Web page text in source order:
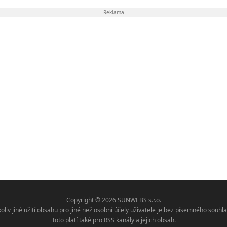
Reklama
Copyright © 2026 SUNWEBS s.r.o.
jiné užití obsahu pro jiné než osobní účely uživatele je bez písemného
Toto platí také pro RSS kanály a jejich obsah.